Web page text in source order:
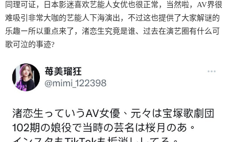
同理可证，日本影迷喜欢艺能人女优也很正常，当然啦，AV界很
难吸引非常大咖的艺能人下海演出，不过这也提供了大家解谜的
乐趣ー所以重点来了，渚恋生究竟是谁、过去在演艺圈有什么可
歌可泣的事迹?